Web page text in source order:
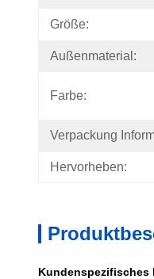
Größe:
Außenmaterial:
Farbe:
Verpackung
Hervorheben:
Kundenspezifisches